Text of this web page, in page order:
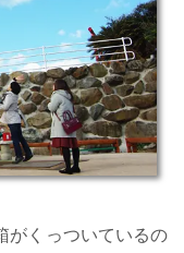
くっついているの